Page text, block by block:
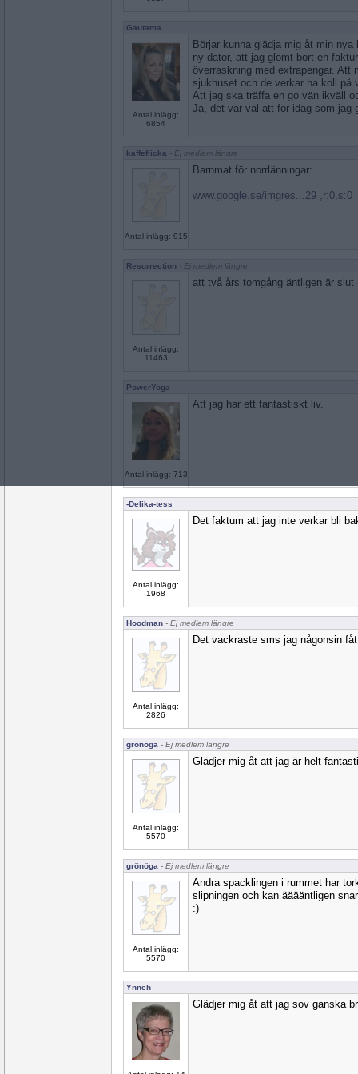
Gautama
Antal inlägg:
6854
Börjar kunna glädja mig åt min
ny dator, att jag glömt bort en
överraskning med extrapengar. Att
sjukhuset och de verkar ha koll på
Att jag ska träffa en go vän ikväll
Ja, det var väl att för idag som jag
kaffeflicka - Ej medlem längre
Antal inlägg: 915
Barnmat för norrlänningar:
www.google.se/imgres...29 ,r:0,s:0
Resurrection - Ej medlem längre
Antal inlägg:
11463
att två års tomgång äntligen är slut
PowerYoga
Antal inlägg: 713
Att jag har ett fantastiskt liv.
-Delika-tess
Antal inlägg:
1968
Det faktum att jag inte verkar bli
Hoodman - Ej medlem längre
Antal inlägg:
2826
Det vackraste sms jag någonsin
grönöga - Ej medlem längre
Antal inlägg:
5570
Glädjer mig åt att jag är helt
grönöga - Ej medlem längre
Antal inlägg:
5570
Andra spacklingen i rummet har
slipningen och kan ääääntligen
:)
Ynneh
Glädjer mig åt att jag sov ganska